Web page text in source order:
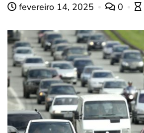
fevereiro 14, 2025 0